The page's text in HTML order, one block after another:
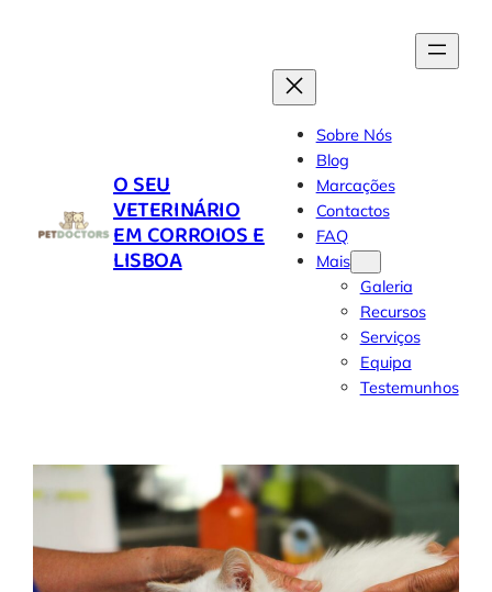
O SEU
VETERINÁRIO
EM CORROIOS E
LISBOA
Sobre Nós
Blog
Marcações
Contactos
FAQ
Mais
Galeria
Recursos
Serviços
Equipa
Testemunhos